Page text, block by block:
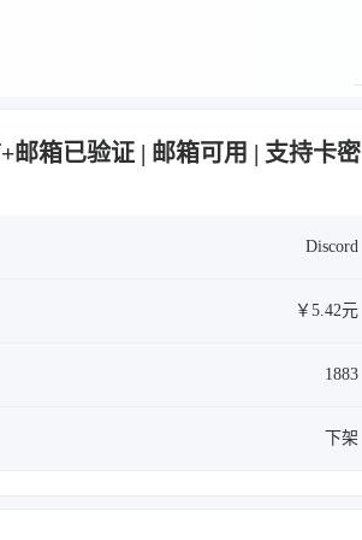
邮箱已验证 | 邮箱可用 | 支持卡密
Discord
￥5.42元
1883
下架